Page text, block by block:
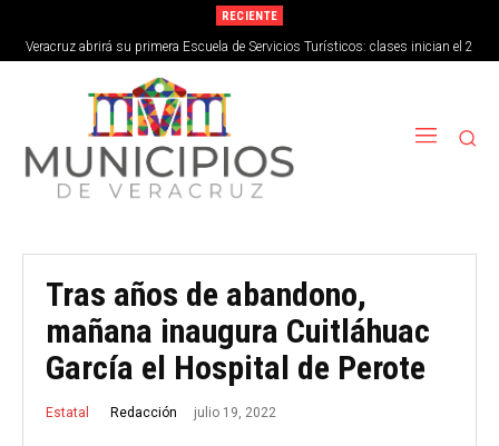
RECIENTE
Veracruz abrirá su primera Escuela de Servicios Turísticos: clases inician el 2
de septiembre
Tras años de abandono,
mañana inaugura Cuitláhuac
García el Hospital de Perote
Estatal Redacción julio 19, 2022